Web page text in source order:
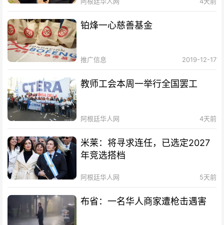
铂烽一心慈善基金
推广信息 2019-12-17
教师工会本周一举行全国罢工
阿根廷华人网 4天前
米莱：将寻求连任，已选定2027
年竞选搭档
阿根廷华人网 5天前
布省：一名华人商家遭枪击遇害